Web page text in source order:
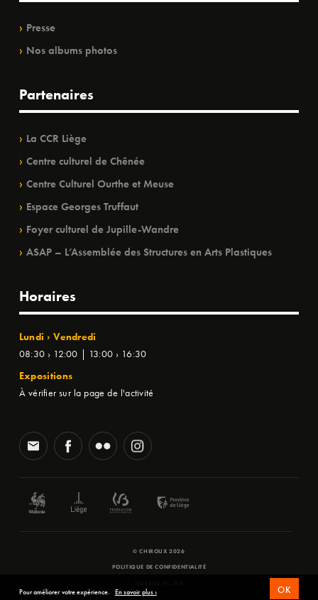
Presse
Nos albums photos
Partenaires
La CCR Liège
Centre culturel de Chênée
Centre Culturel Ourthe et Meuse
Espace Georges Truffaut
Foyer culturel de Jupille-Wandre
ASAP – L’Assemblée des Structures en Arts Plastiques
Horaires
Lundi › Vendredi
08:30 › 12:00 | 13:00 › 16:30
Expositions
À vérifier sur la page de l'activité
© CHIROUX 2026
POLITIQUE DE CONFIDENTIALITÉ
Pour améliorer votre expérience. En savoir plus › OK